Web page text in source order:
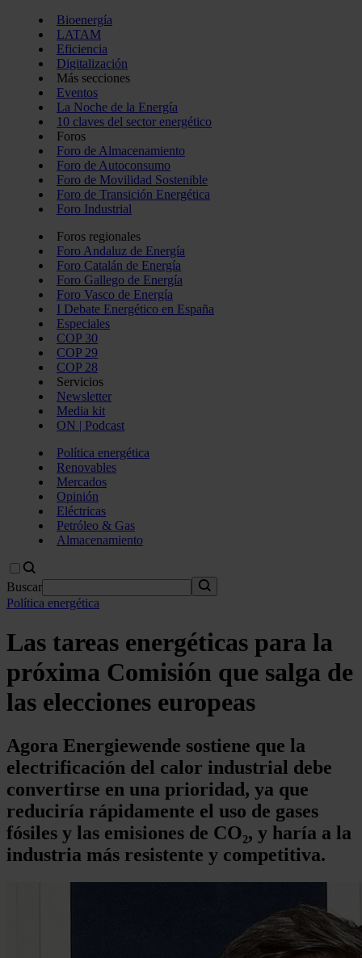
Bioenergía
LATAM
Eficiencia
Digitalización
Más secciones
Eventos
La Noche de la Energía
10 claves del sector energético
Foros
Foro de Almacenamiento
Foro de Autoconsumo
Foro de Movilidad Sostenible
Foro de Transición Energética
Foro Industrial
Foros regionales
Foro Andaluz de Energía
Foro Catalán de Energía
Foro Gallego de Energía
Foro Vasco de Energía
I Debate Energético en España
Especiales
COP 30
COP 29
COP 28
Servicios
Newsletter
Media kit
ON | Podcast
Política energética
Renovables
Mercados
Opinión
Eléctricas
Petróleo & Gas
Almacenamiento
Buscar
Política energética
Las tareas energéticas para la
próxima Comisión que salga de
las elecciones europeas
Agora Energiewende sostiene que la
electrificación del calor industrial debe
convertirse en una prioridad, ya que
reduciría rápidamente el uso de gases
fósiles y las emisiones de CO₂, y haría a la
industria más resistente y competitiva.